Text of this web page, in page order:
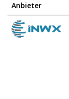
Anbieter